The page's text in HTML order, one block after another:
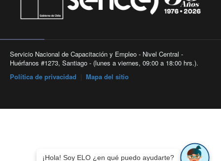
Servicio Nacional de Capacitación y Empleo - Nivel Central -
Huérfanos #1273, Santiago - (lunes a viernes, 09:00 a 18:00 hrs.).
Política de privacidad
Mapa del sitio
¡Hola! Soy ELO ¿en qué puedo ayudarte?